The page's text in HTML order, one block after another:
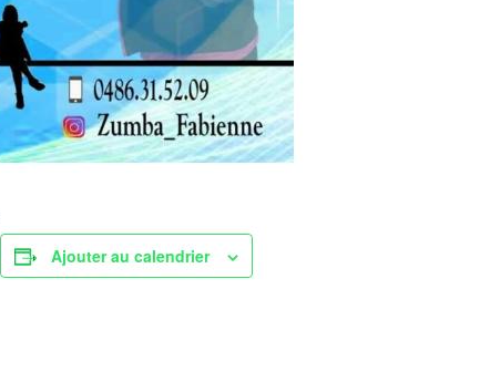
Ajouter au calendrier